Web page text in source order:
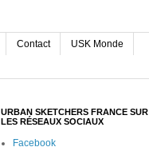
Contact USK Monde
URBAN SKETCHERS FRANCE SUR
LES RÉSEAUX SOCIAUX
Facebook